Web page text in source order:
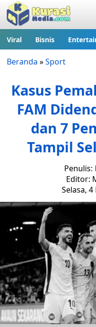
Viral Bisnis
Beranda »Sport
Kasus
FAM
dan 7
Tampil
Penulis:
Editor:
Selasa,